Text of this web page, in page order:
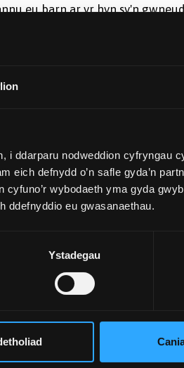
i ddarparu nodweddion cyfryngau
eich defnydd o’n safle gyda’n
wybodaeth yma gyda
ddefnyddio eu gwasanaethau.
Ystadegau
eu barn ar yr hyn sy'n
byddent yn bersonol yn
Lego. Gwahoddwyd y rhai
YR ATHRO
TENBRINK,